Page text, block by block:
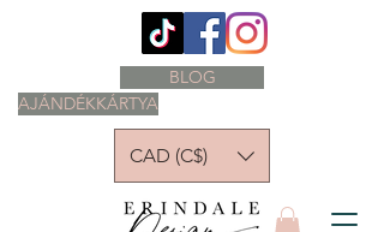
AJÁNDÉKKÁRTYA
BLOG
CAD (C$)